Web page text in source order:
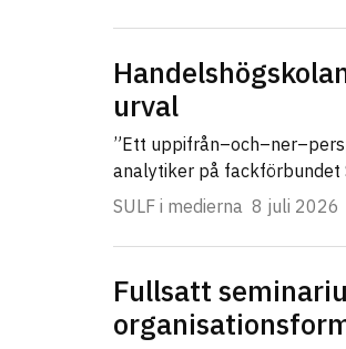
urval
”Ett
analytiker på fackförbundet
SULF i medierna 8 juli 2026
Fullsatt